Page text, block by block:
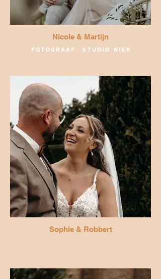
Nicole & Martijn
Fotograaf: Studio Kiek
Sophie & Robbert